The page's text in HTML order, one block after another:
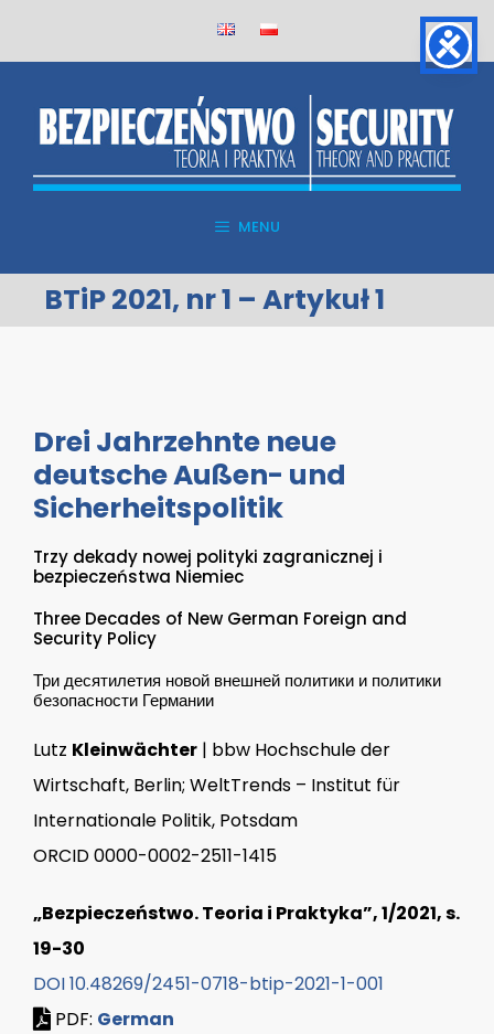
MENU
BTiP 2021, nr 1 – Artykuł 1
Drei Jahrzehnte neue
deutsche Außen- und
Sicherheitspolitik
Trzy dekady nowej polityki zagranicznej i
bezpieczeństwa Niemiec
Three Decades of New German Foreign and
Security Policy
Три десятилетия новой внешней политики и политики
безопасности Германии
Lutz Kleinwächter | bbw Hochschule der
Wirtschaft, Berlin; WeltTrends – Institut für
Internationale Politik, Potsdam
ORCID 0000-0002-2511-1415
„Bezpieczeństwo. Teoria i Praktyka”, 1/2021, s.
19-30
DOI 10.48269/2451-0718-btip-2021-1-001
PDF: German